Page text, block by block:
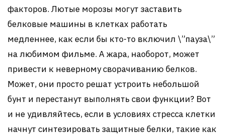
факторов. Лютые морозы могут заставить
белковые машины в клетках работать
медленнее, как если бы кто-то включил \”пауза\”
на любимом фильме. А жара, наоборот, может
привести к неверному сворачиванию белков.
Может, они просто решат устроить небольшой
бунт и перестанут выполнять свои функции? Вот
и не удивляйтесь, если в условиях стресса клетки
начнут синтезировать защитные белки, такие как